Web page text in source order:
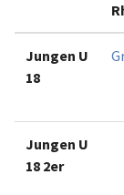
Jungen U
18
Jungen U
18 2er